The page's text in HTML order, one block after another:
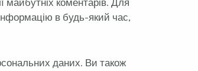
в будь-який час,
даних. Ви також